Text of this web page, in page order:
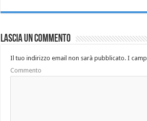
Lascia un commento
Il tuo indirizzo email non sarà pubblicato.I
Commento